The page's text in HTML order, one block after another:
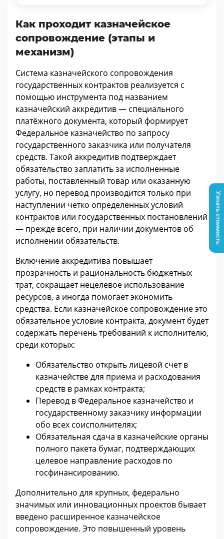
Как проходит казначейское
сопровождение (этапы и
механизм)
Система казначейского сопровождения
государственных контрактов реализуется с
помощью инструмента под названием
казначейский аккредитив — специального
платёжного документа, который формирует
Федеральное казначейство по запросу
государственного заказчика или получателя
средств. Такой аккредитив подтверждает
обязательство заплатить за исполненные
работы, поставленный товар или оказанную
услугу, но перевод производится только при
наступлении четко определенных условий
контрактов или государственных постановлений
— прежде всего, при наличии документов об
исполнении обязательств.
Включение аккредитива повышает
прозрачность и рациональность бюджетных
трат, сокращает нецелевое использование
ресурсов, а иногда помогает экономить
средства. Если казначейское сопровождение это
обязательное условие контракта, документ будет
содержать перечень требований к исполнителю,
среди которых:
Обязательство открыть лицевой счет в
казначействе для приема и расходования
средств в рамках контракта;
Перевод в Федеральное казначейство и
государственному заказчику информации
обо всех соисполнителях;
Обязательная сдача в казначейские органы
полного пакета бумаг, подтверждающих
целевое направление расходов по
госфинансированию.
Дополнительно для крупных, федерально
значимых или инновационных проектов бывает
введено расширенное казначейское
сопровождение. Это повышенный уровень
Узнать стоимость